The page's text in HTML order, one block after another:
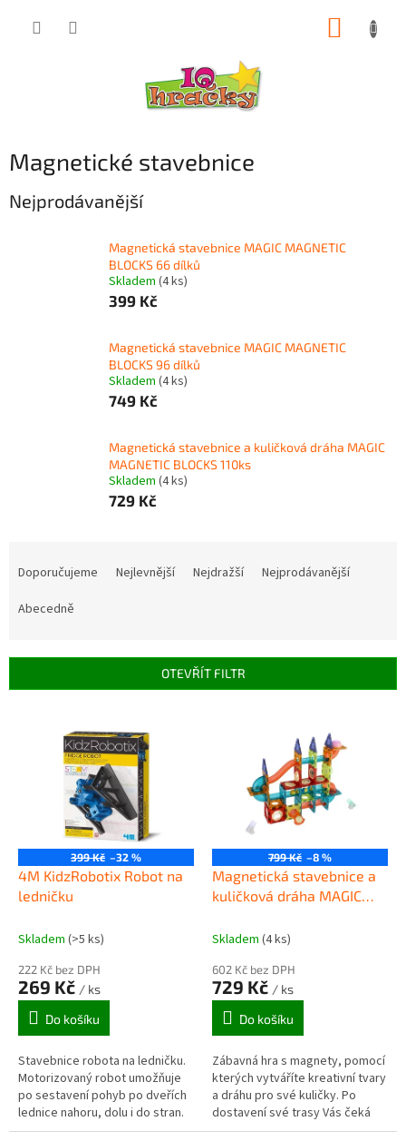
Magnetické stavebnice
Nejprodávanější
Magnetická stavebnice MAGIC MAGNETIC
BLOCKS 66 dílků
Skladem (4 ks)
399 Kč
Magnetická stavebnice MAGIC MAGNETIC
BLOCKS 96 dílků
Skladem (4 ks)
749 Kč
Magnetická stavebnice a kuličková dráha MAGIC
MAGNETIC BLOCKS 110ks
Skladem (4 ks)
729 Kč
r
Doporučujeme Nejlevnější Nejdražší
Nejprodávanější
Abecedně
OTEVŘÍT FILTR
399 Kč –32 %
4M KidzRobotix Robot na
ledničku
Skladem (>5 ks)
222 Kč bez DPH
269 Kč / ks
Do košíku
Stavebnice robota na ledničku.
Motorizovaný robot umožňuje
po sestavení pohyb po dveřích
lednice nahoru, dolu i do stran.
Zjisti jaké fyzikální síly v tomto
799 Kč –8 %
Magnetická stavebnice a
kuličková dráha MAGIC
Skladem (4 ks)
602 Kč bez DPH
729 Kč / ks
Do košíku
Zábavná hra s magnety, pomocí
kterých vytváříte kreativní tvary
a dráhu pro své kuličky. Po
dostavení své trasy Vás čeká
chvíli napětí!